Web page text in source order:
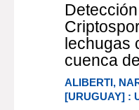
lechugas
cuenca
ALIBERTI,
[URUGUAY] :